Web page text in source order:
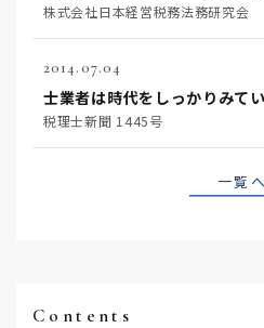
株式会社日本経営税務法務研究会
2014.07.04
士業者は時代をしっかりみて
税理士新聞 1445号
一覧へ
Contents